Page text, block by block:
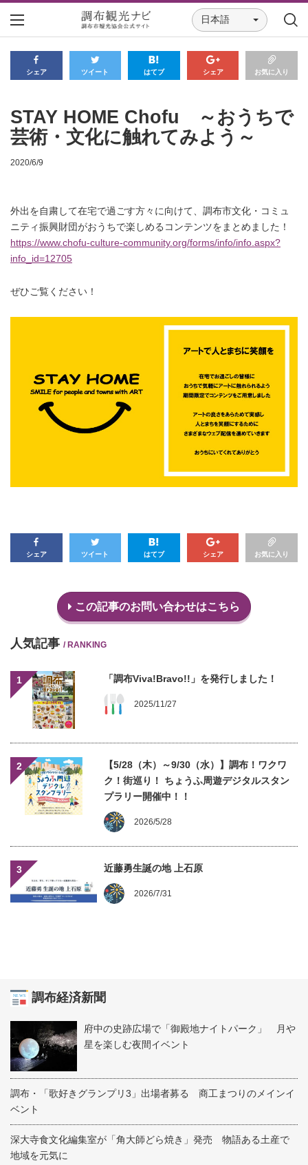
日本語
シェア ツイート はてブ シェア お気に入り
STAY HOME Chofu ～おうちで
芸術・文化に触れてみよう～
2020/6/9
外出を自粛して在宅で過ごす方々に向けて、調布市文化・コミュ
ニティ振興財団がおうちで楽しめるコンテンツをまとめました！
https://www.chofu-culture-community.org/forms/info/info.aspx?
info_id=12705
ぜひご覧ください！
シェア ツイート はてブ シェア お気に入り
この記事のお問い合わせはこちら
人気記事 / RANKING
1 「調布Viva!Bravo!!」を発行しました！
2025/11/27
2
【5/28（木）～9/30（水）】調布！ワクワ
ク！街巡り！ ちょうふ周遊デジタルスタン
プラリー開催中！！
2026/5/28
3 近藤勇生誕の地 上石原
2026/7/31
調布経済新聞
府中の史跡広場で「御殿地ナイトパーク」 月や
星を楽しむ夜間イベント
調布・「歌好きグランプリ3」出場者募る 商工まつりのメインイ
ベント
深大寺食文化編集室が「角大師どら焼き」発売 物語ある土産で
地域を元気に